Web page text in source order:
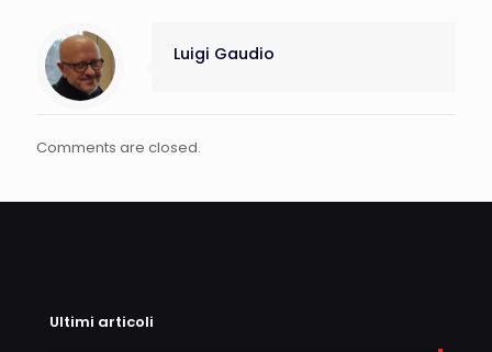
Luigi Gaudio
Comments are closed.
Ultimi articoli